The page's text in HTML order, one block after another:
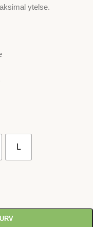
ytelse.
L